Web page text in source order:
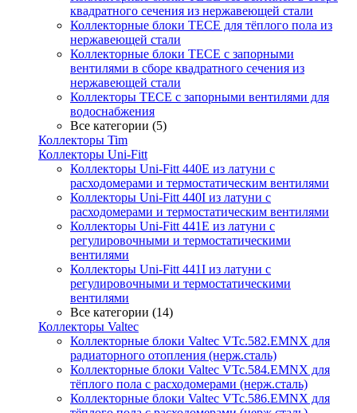
квадратного сечения из нержавеющей стали
Коллекторные блоки TECE для тёплого пола из
нержавеющей стали
Коллекторные блоки TECE с запорными
вентилями в сборе квадратного сечения из
нержавеющей стали
Коллекторы TECE с запорными вентилями для
водоснабжения
Все категории (5)
Коллекторы Tim
Коллекторы Uni-Fitt
Коллекторы Uni-Fitt 440E из латуни с
расходомерами и термостатическим вентилями
Коллекторы Uni-Fitt 440I из латуни с
расходомерами и термостатическим вентилями
Коллекторы Uni-Fitt 441E из латуни с
регулировочными и термостатическими
вентилями
Коллекторы Uni-Fitt 441I из латуни с
регулировочными и термостатическими
вентилями
Все категории (14)
Коллекторы Valtec
Коллекторные блоки Valtec VTc.582.EMNX для
радиаторного отопления (нерж.сталь)
Коллекторные блоки Valtec VTc.584.EMNX для
тёплого пола с расходомерами (нерж.сталь)
Коллекторные блоки Valtec VTc.586.EMNX для